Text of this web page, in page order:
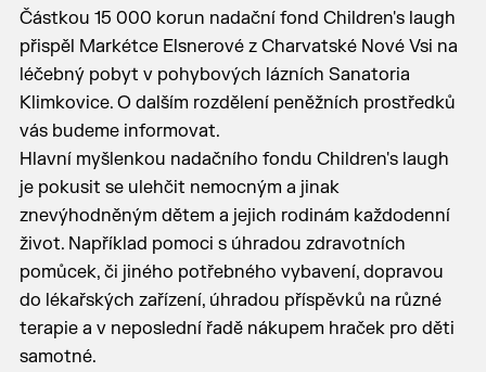
Částkou 15 000 korun nadační fond Children's laugh
přispěl Markétce Elsnerové z Charvatské Nové Vsi na
léčebný pobyt v pohybových lázních Sanatoria
Klimkovice. O dalším rozdělení peněžních prostředků
vás budeme informovat.
Hlavní myšlenkou nadačního fondu Children's laugh
je pokusit se ulehčit nemocným a jinak
znevýhodněným dětem a jejich rodinám každodenní
život. Například pomoci s úhradou zdravotních
pomůcek, či jiného potřebného vybavení, dopravou
do lékařských zařízení, úhradou příspěvků na různé
terapie a v neposlední řadě nákupem hraček pro děti
samotné.